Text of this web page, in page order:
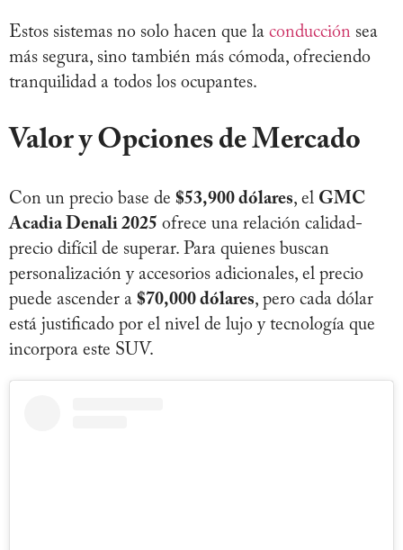
Estos sistemas no solo hacen que la conducción sea
más segura, sino también más cómoda, ofreciendo
tranquilidad a todos los ocupantes.
Valor y Opciones de Mercado
Con un precio base de $53,900 dólares, el GMC
Acadia Denali 2025 ofrece una relación calidad-
precio difícil de superar. Para quienes buscan
personalización y accesorios adicionales, el precio
puede ascender a $70,000 dólares, pero cada dólar
está justificado por el nivel de lujo y tecnología que
incorpora este SUV.